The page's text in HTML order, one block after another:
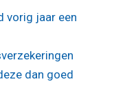
vorig jaar een
dan goed